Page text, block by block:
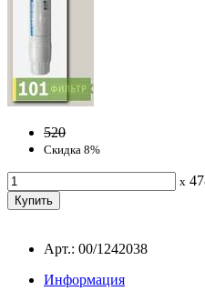
520
Скидка 8%
x
Арт.: 00/1242038
Информация